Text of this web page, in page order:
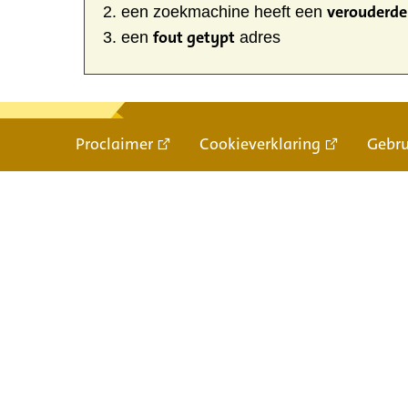
een zoekmachine heeft een
een fout getypt adres
Proclaimer Cookieverklaring